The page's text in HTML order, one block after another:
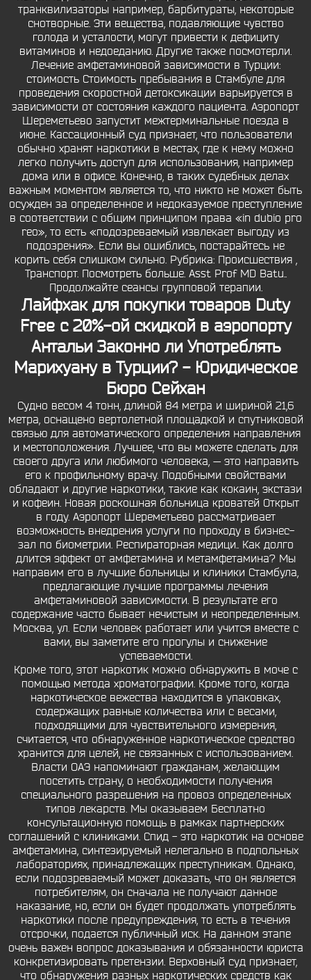
транквилизаторы например, барбитураты, некоторые
снотворные. Эти вещества, подавляющие чувство
голода и усталости, могут привести к дефициту
витаминов и недоеданию. Другие также посмотерли.
Лечение амфетаминовой зависимости в Турции:
стоимость Стоимость пребывания в Стамбуле для
проведения скоростной детоксикации варьируется в
зависимости от состояния каждого пациента. Аэропорт
Шереметьево запустит межтерминальные поезда в
июне. Кассационный суд признает, что пользователи
обычно хранят наркотики в местах, где к нему можно
легко получить доступ для использования, например
дома или в офисе. Конечно, в таких судебных делах
важным моментом является то, что никто не может быть
осужден за определенное и недоказуемое преступление
в соответствии с общим принципом права «in dubio pro
reo», то есть «подозреваемый извлекает выгоду из
подозрения». Если вы ошиблись, постарайтесь не
корить себя слишком сильно. Рубрика: Происшествия ,
Транспорт. Посмотреть больше. Asst Prof MD Batu..
Продолжайте сеансы групповой терапии.
Лайфхак для покупки товаров Duty
Free с 20%-ой скидкой в аэропорту
Антальи Законно ли Употреблять
Марихуану в Турции? - Юридическое
Бюро Сейхан
Судно весом 4 тонн, длиной 84 метра и шириной 21,6
метра, оснащено вертолетной площадкой и спутниковой
связью для автоматического определения направления
и местоположения. Лучшее, что вы можете сделать для
своего друга или любимого человека, — это направить
его к профильному врачу. Подобными свойствами
обладают и другие наркотики, такие как кокаин, экстази
и кофеин. Новая роскошная больница кроватей Открыт
в году. Аэропорт Шереметьево рассматривает
возможность внедрения услуги по проходу в бизнес-
зал по биометрии. Респираторная медици.. Как долго
длится эффект от амфетамина и метамфетамина? Мы
направим его в лучшие больницы и клиники Стамбула,
предлагающие лучшие программы лечения
амфетаминовой зависимости. В результате его
содержание часто бывает нечистым и неопределенным.
Москва, ул. Если человек работает или учится вместе с
вами, вы заметите его прогулы и снижение
успеваемости.
Кроме того, этот наркотик можно обнаружить в моче с
помощью метода хроматографии. Кроме того, когда
наркотическое вежества находится в упаковках,
содержащих равные количества или с весами,
подходящими для чувствительного измерения,
считается, что обнаруженное наркотическое средство
хранится для целей, не связанных с использованием.
Власти ОАЭ напоминают гражданам, желающим
посетить страну, о необходимости получения
специального разрешения на провоз определенных
типов лекарств. Мы оказываем Бесплатно
консультационную помощь в рамках партнерских
соглашений с клиниками. Спид - это наркотик на основе
амфетамина, синтезируемый нелегально в подпольных
лабораториях, принадлежащих преступникам. Однако,
если подозреваемый может доказать, что он является
потребителям, он сначала не получают данное
наказание, но, если он будет продолжать употреблять
наркотики после предупреждения, то есть в течения
отсрочки, подается публичный иск. На данном этапе
очень важен вопрос доказывания и обязанности юриста
конкретизировать претензии. Верховный суд признает,
что обнаружения разных наркотических средств как